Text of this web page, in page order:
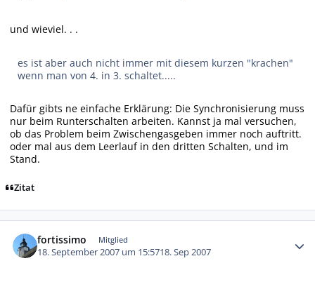
und wieviel. . .
es ist aber auch nicht immer mit diesem kurzen "krachen"
wenn man von 4. in 3. schaltet.....
Dafür gibts ne einfache Erklärung: Die Synchronisierung muss
nur beim Runterschalten arbeiten. Kannst ja mal versuchen,
ob das Problem beim Zwischengasgeben immer noch auftritt.
oder mal aus dem Leerlauf in den dritten Schalten, und im
Stand.
Zitat
fortissimo Mitglied
18. September 2007 um 15:5718. Sep 2007